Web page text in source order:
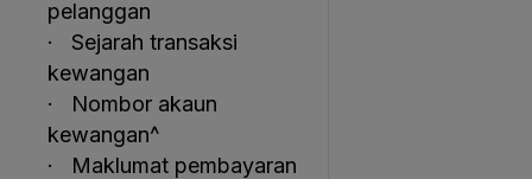
pelanggan
· Sejarah transaksi
kewangan
· Nombor akaun
kewangan^
· Maklumat pembayaran